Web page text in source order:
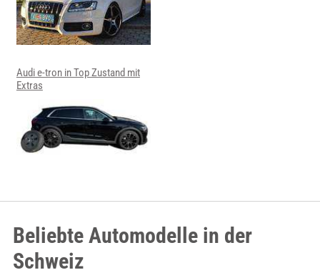
Audi e-tron in Top Zustand mit
Extras
Beliebte Automodelle in der
Schweiz